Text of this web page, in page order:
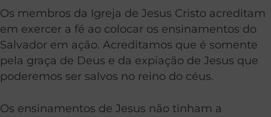
Os membros da Igreja de Jesus Cristo acreditam
em exercer a fé ao colocar os ensinamentos do
Salvador em ação. Acreditamos que é somente
pela graça de Deus e da expiação de Jesus que
poderemos ser salvos no reino do céus.
Os ensinamentos de Jesus não tinham a